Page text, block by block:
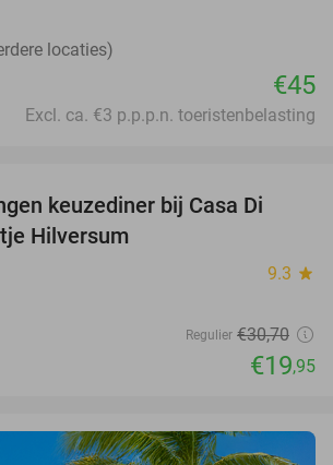
locaties)
€45
Excl. ca. €3 p.p.p.n. toeristenbelasting
keuzediner bij Casa Di
Hilversum
9.3 star
Regulier €30,70
€19,95